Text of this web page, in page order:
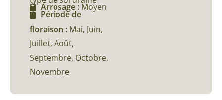
Arrosage : Moyen
Période de
floraison : Mai, Juin,
Juillet, Août,
Septembre, Octobre,
Novembre